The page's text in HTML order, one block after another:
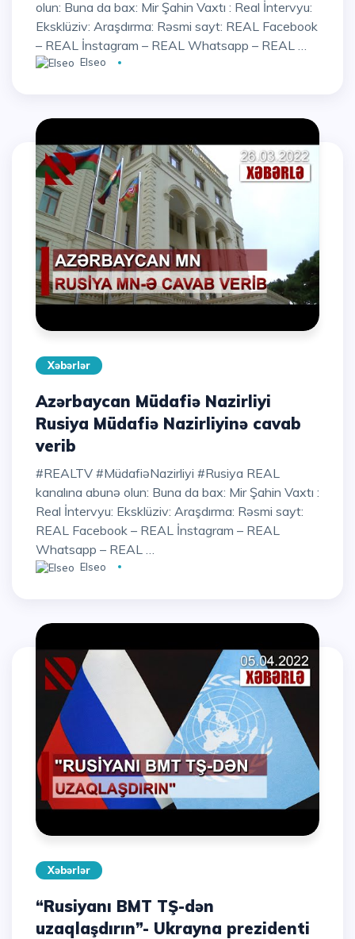
olun: Buna da bax: Mir Şahin Vaxtı : Real İntervyu:
Eksklüziv: Araşdırma: Rəsmi sayt: REAL Facebook
– REAL İnstagram – REAL Whatsapp – REAL …
Elseo
Xəbərlər
Azərbaycan Müdafiə Nazirliyi
Rusiya Müdafiə Nazirliyinə cavab
verib
#REALTV #MüdafiəNazirliyi #Rusiya REAL
kanalına abunə olun: Buna da bax: Mir Şahin Vaxtı :
Real İntervyu: Eksklüziv: Araşdırma: Rəsmi sayt:
REAL Facebook – REAL İnstagram – REAL
Whatsapp – REAL …
Elseo
Xəbərlər
“Rusiyanı BMT TŞ-dən
uzaqlaşdırın”- Ukrayna prezidenti